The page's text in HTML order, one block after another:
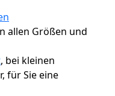
allen Größen und
, bei kleinen
für Sie eine